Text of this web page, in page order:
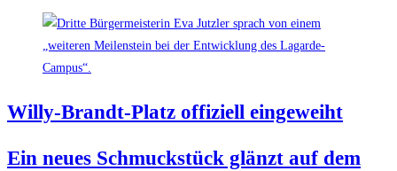
Wil­ly-Brandt-Platz offi­zi­ell eingeweiht
Ein neu­es Schmuck­stück glänzt auf dem